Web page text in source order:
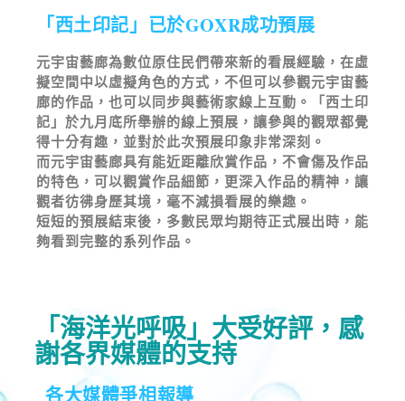
「西土印記」已於GOXR成功預展
元宇宙藝廊為數位原住民們帶來新的看展經驗，在虛
擬空間中以虛擬角色的方式，不但可以參觀元宇宙藝
廊的作品，也可以同步與藝術家線上互動。「西土印
記」於九月底所舉辦的線上預展，讓參與的觀眾都覺
得十分有趣，並對於此次預展印象非常深刻。
而元宇宙藝廊具有能近距離欣賞作品，不會傷及作品
的特色，可以觀賞作品細節，更深入作品的精神，讓
觀者彷彿身歷其境，毫不減損看展的樂趣。
短短的預展結束後，多數民眾均期待正式展出時，能
夠看到完整的系列作品。
「海洋光呼吸」大受好評，感
謝各界媒體的支持
各大媒體爭相報導